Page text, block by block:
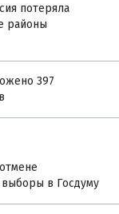
потеряла
районы
397
в Госдуму